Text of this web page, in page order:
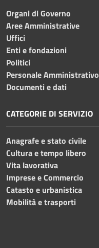
Organi di Governo
Aree Amministrative
Uffici
Enti e fondazioni
Politici
Personale Amministrativo
Documenti e dati
CATEGORIE DI SERVIZIO
Anagrafe e stato civile
Cultura e tempo libero
Vita lavorativa
Imprese e Commercio
Catasto e urbanistica
Mobilità e trasporti